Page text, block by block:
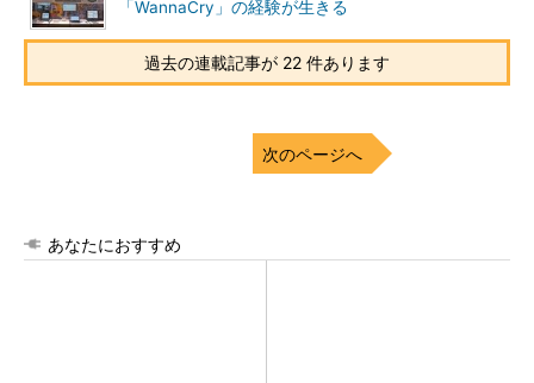
「WannaCry」の経験が生きる
過去の連載記事が 22 件あります
次のページへ
あなたにおすすめ